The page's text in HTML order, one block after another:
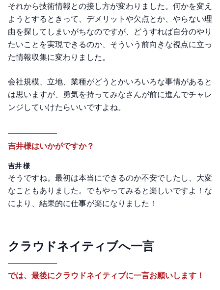
それから技術情報との接し方が変わりました。何かを変え
ようとするときって、デメリットや欠点とか、やらない理
由を探してしまいがちなのですが、どうすれば自分のやり
たいことを実現できるのか、そういう前向きな視点に立っ
た情報収集に変わりました。
会社規模、立地、業種がどうとかいろいろな事情があると
は思いますが、勇気を持ってみなさんが前に進んでチャレ
ンジしていけたらいいですよね。
吉井様はいかがですか？
吉井 様
そうですね。最初は本当にできるのか不安でしたし、大変
なこともありました。でもやってみると楽しいですよ！な
により、結果的に仕事が楽になりました！
クラウドネイティブへ一言
では、最後にクラウドネイティブに一言お願いします！